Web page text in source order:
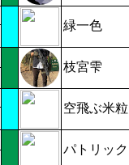
緑一色
枝宮雫
空飛ぶ米粒
パトリック